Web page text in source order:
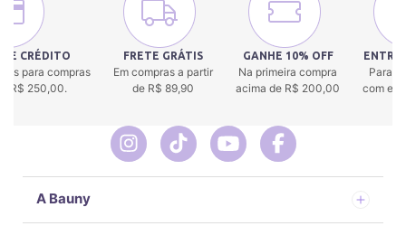
CRÉDITO
para compras
R$ 250,00.
FRETE GRÁTIS
Em compras a partir
de R$ 89,90
GANHE 10% OFF
Na primeira compra
acima de R$ 200,00
Para
com
A Bauny